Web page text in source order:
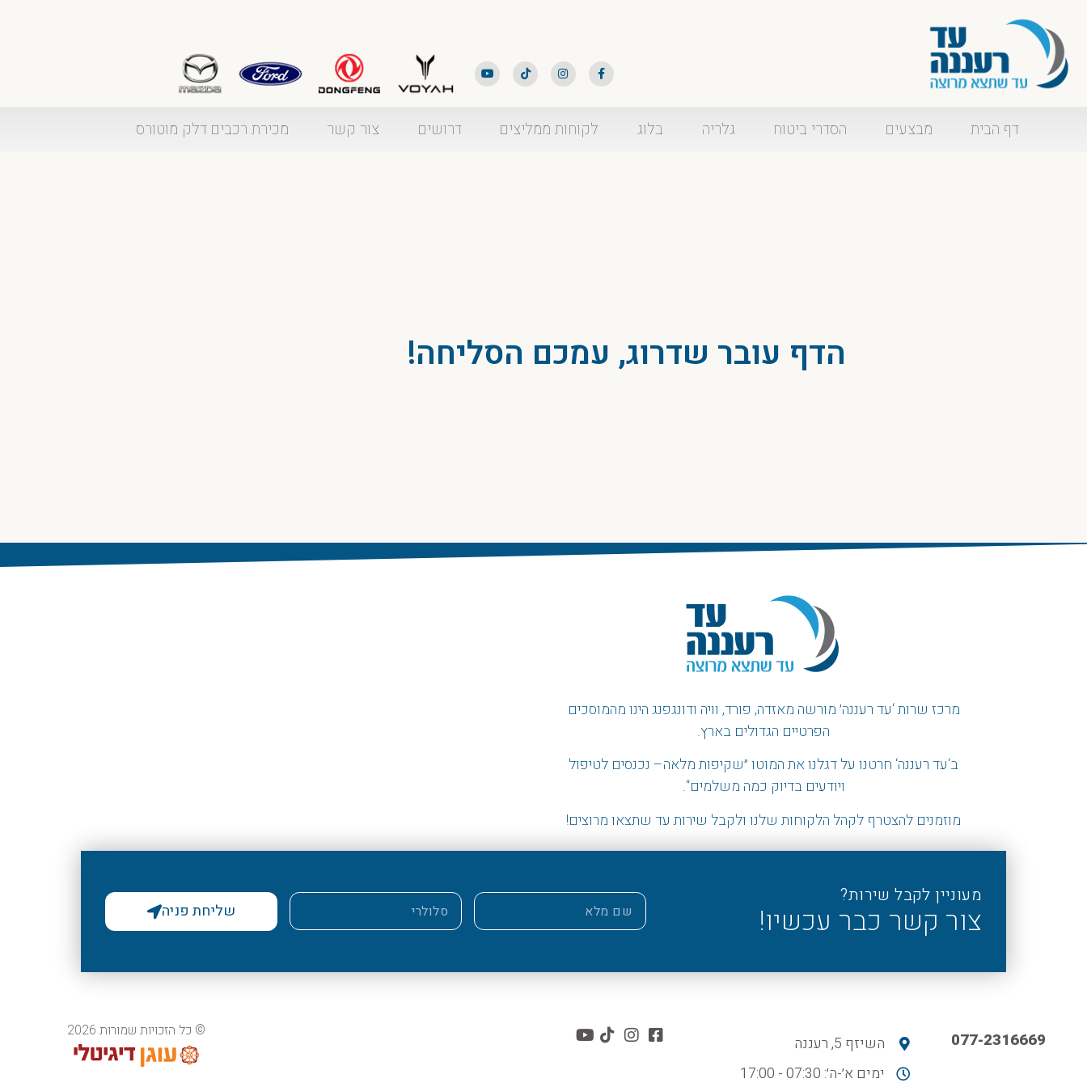
דף הבית מבצעים הסדרי ביטוח גלריה בלוג לקוחות ממליצים דרושים צור קשר מכירת רכבים דלק מוטורס
הדף עובר שדרוג, עמכם הסליחה!
מרכז שרות ‘עד רעננה׳ מורשה מאזדה, פורד, וויה ודונגפנג הינו מהמוסכים
הפרטיים הגדולים בארץ.
ב‘עד רעננה‘ חרטנו על דגלנו את המוטו״שקיפות מלאה– נכנסים לטיפול
ויודעים בדיוק כמה משלמים“.
מוזמנים להצטרף לקהל הלקוחות שלנו ולקבל שירות עד שתצאו מרוצים!
מעוניין לקבל שירות?
צור קשר כבר עכשיו! שליחת פניה
077-2316669
השיזף 5, רעננה
ימים א׳-ה׳: 07:30 - 17:00
© כל הזכויות שמורות 2026